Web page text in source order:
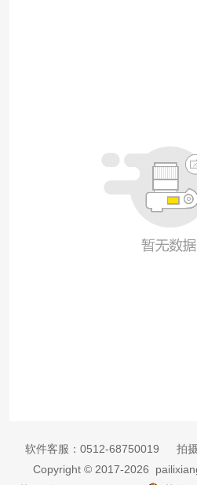
软件客服： 0512-68750019 拍
Copyright © 2017-2026